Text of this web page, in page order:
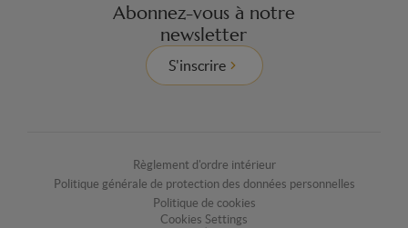
Abonnez-vous à notre
newsletter
S'inscrire
Règlement d'ordre intérieur
Politique générale de protection des données personnelles
Politique de cookies
Cookies Settings